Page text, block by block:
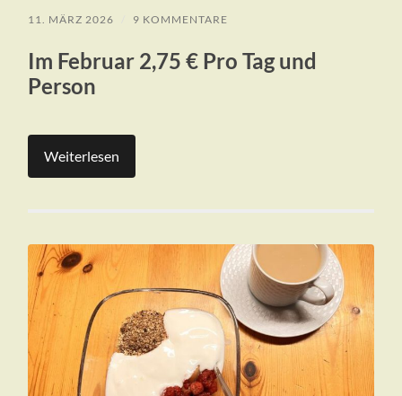
11. MÄRZ 2026 9 KOMMENTARE
Im Februar 2,75 € Pro Tag und
Person
Weiterlesen